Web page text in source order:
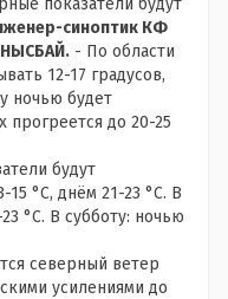
синоптик КФ
- По области
12-17 градусов,
ночью будет
прогреется до 20-25
будут
°С, днём 21-23 °С. В
°С. В субботу: ночью
северный ветер
усилениями до